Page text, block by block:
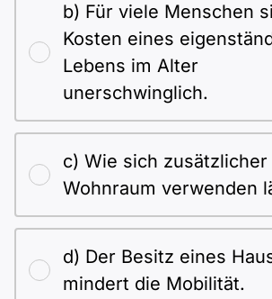
b) Für viele Menschen
Kosten eines
Lebens im Alter
unerschwinglich.
c) Wie sich zusätzlicher
Wohnraum verwenden
d) Der Besitz eines
mindert die Mobilität.